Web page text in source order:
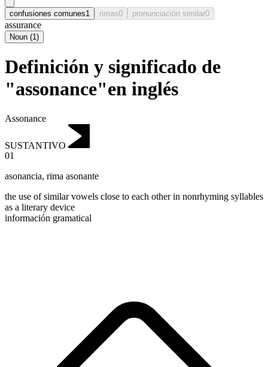
confusiones comunes1 rimas0 pronunciación similar0
assurance
Noun (1)
Definición y significado de
"assonance"en inglés
Assonance
SUSTANTIVO
01
asonancia, rima asonante
the use of similar vowels close to each other in nonrhyming syllables
as a literary device
información gramatical